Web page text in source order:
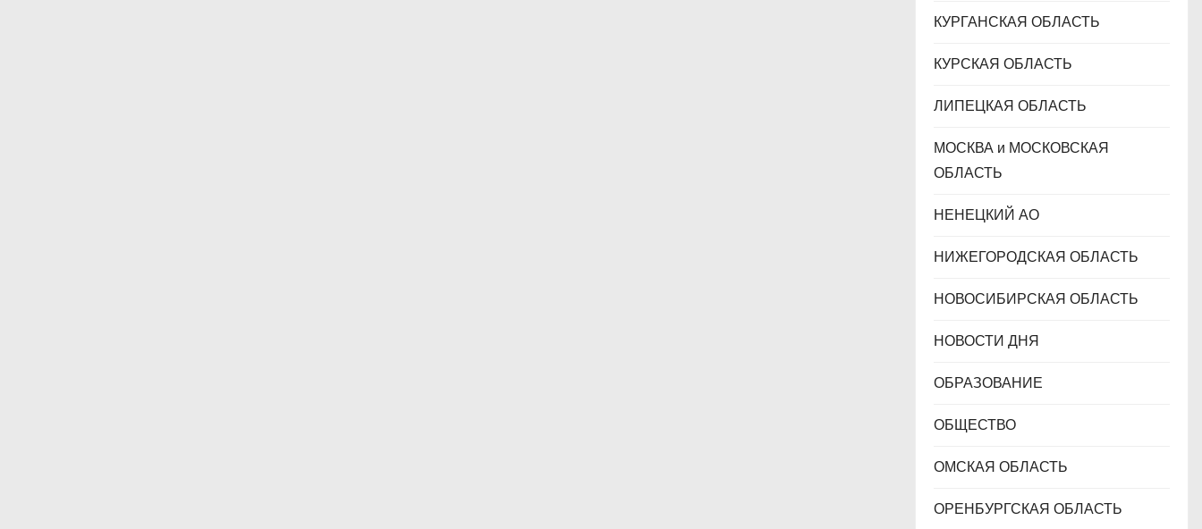
КУРГАНСКАЯ ОБЛАСТЬ
КУРСКАЯ ОБЛАСТЬ
ЛИПЕЦКАЯ ОБЛАСТЬ
МОСКВА и МОСКОВСКАЯ
ОБЛАСТЬ
НЕНЕЦКИЙ АО
НИЖЕГОРОДСКАЯ ОБЛАСТЬ
НОВОСИБИРСКАЯ ОБЛАСТЬ
НОВОСТИ ДНЯ
ОБРАЗОВАНИЕ
ОБЩЕСТВО
ОМСКАЯ ОБЛАСТЬ
ОРЕНБУРГСКАЯ ОБЛАСТЬ